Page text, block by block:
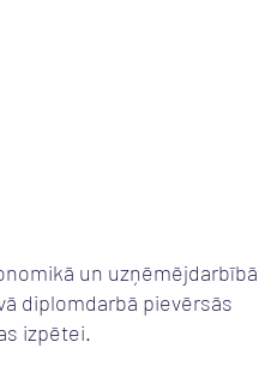
un uzņēmējdarbībā
diplomdarbā pievērsās
izpētei.